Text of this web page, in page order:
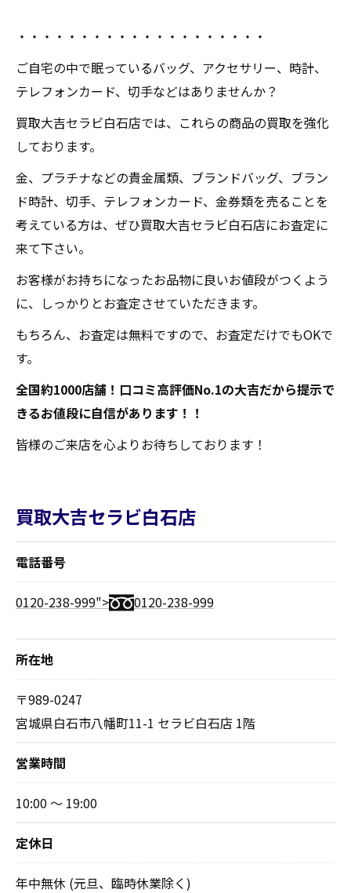
・・・・・・・・・・・・・・・・・・・・
ご自宅の中で眠っているバッグ、アクセサリー、時計、
テレフォンカード、切手などはありませんか？
買取大吉セラビ白石店では、これらの商品の買取を強化
しております。
金、プラチナなどの貴金属類、ブランドバッグ、ブラン
ド時計、切手、テレフォンカード、金券類を売ることを
考えている方は、ぜひ買取大吉セラビ白石店にお査定に
来て下さい。
お客様がお持ちになったお品物に良いお値段がつくよう
に、しっかりとお査定させていただきます。
もちろん、お査定は無料ですので、お査定だけでもOKで
す。
全国約1000店舗！口コミ高評価No.1の大吉だから提示で
きるお値段に自信があります！！
皆様のご来店を心よりお待ちしております！
買取大吉セラビ白石店
電話番号
0120-238-999"> 0120-238-999
所在地
〒989-0247
宮城県白石市八幡町11-1 セラビ白石店 1階
営業時間
10:00 ～ 19:00
定休日
年中無休 (元旦、臨時休業除く)